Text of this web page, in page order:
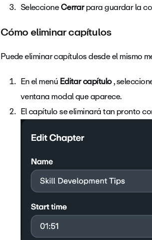
SeleccioneCerrarpara guardar la
Cómo eliminar capítulos
Puede eliminar capítulos desde el mismo
En el menúEditar capítulo,
ventana modal que aparece.
El capítulo se eliminará tan pronto